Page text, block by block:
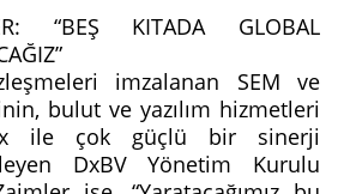
“BEŞ KITADA GLOBAL
imzalanan SEM ve
bulut ve yazılım hizmetleri
ile çok güçlü bir sinerji
DxBV Yönetim Kurulu